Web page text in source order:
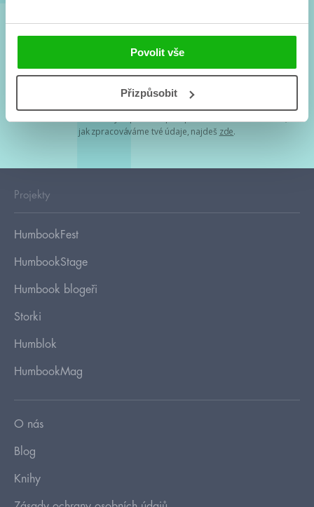
Povolit vše
Přizpůsobit
Souhlasím spodmínkami zpracování osobních údajů
Tvá e-mailová adresa je u nás v bezpečí. Přečti si
jak zpracováváme tvé údaje, najdeš zde.
Projekty
HumbookFest
HumbookStage
Humbook blogeři
Storki
Humblok
HumbookMag
O nás
Blog
Knihy